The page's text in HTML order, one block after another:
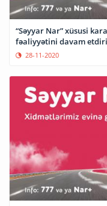
“Səyyar Nar” xüsusi
fəaliyyətini davam
28-11-2020